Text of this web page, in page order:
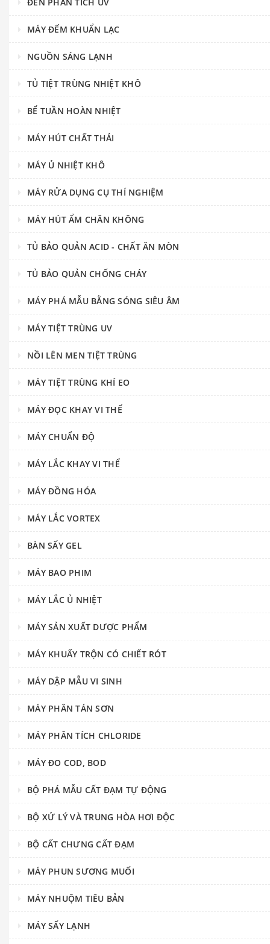
MÁY ĐẾM KHUẨN LẠC
NGUỒN SÁNG LẠNH
TỦ TIỆT TRÙNG NHIỆT KHÔ
BỂ TUẦN HOÀN NHIỆT
MÁY HÚT CHẤT THẢI
MÁY Ủ NHIỆT KHÔ
MÁY RỬA DỤNG CỤ THÍ NGHIỆM
MÁY HÚT ẨM CHÂN KHÔNG
TỦ BẢO QUẢN ACID - CHẤT ĂN MÒN
TỦ BẢO QUẢN CHỐNG CHÁY
MÁY PHÁ MẪU BẰNG SÓNG SIÊU ÂM
MÁY TIỆT TRÙNG UV
NỒI LÊN MEN TIỆT TRÙNG
MÁY TIỆT TRÙNG KHÍ EO
MÁY ĐỌC KHAY VI THỂ
MÁY CHUẨN ĐỘ
MÁY LẮC KHAY VI THỂ
MÁY ĐỒNG HÓA
MÁY LẮC VORTEX
BÀN SẤY GEL
MÁY BAO PHIM
MÁY LẮC Ủ NHIỆT
MÁY SẢN XUẤT DƯỢC PHẨM
MÁY KHUẤY TRỘN CÓ CHIẾT RÓT
MÁY DẬP MẪU VI SINH
MÁY PHÂN TÁN SƠN
MÁY PHÂN TÍCH CHLORIDE
MÁY ĐO COD, BOD
BỘ PHÁ MẪU CẤT ĐẠM TỰ ĐỘNG
BỘ XỬ LÝ VÀ TRUNG HÒA HƠI ĐỘC
BỘ CẤT CHƯNG CẤT ĐẠM
MÁY PHUN SƯƠNG MUỐI
MÁY NHUỘM TIÊU BẢN
MÁY SẤY LẠNH